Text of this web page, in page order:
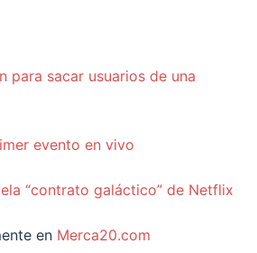
para sacar usuarios de una
evento en vivo
“contrato galáctico” de Netflix
en Merca20.com